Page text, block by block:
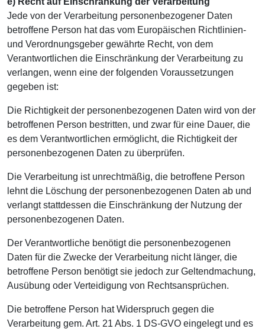
Jede von der Verarbeitung personenbezogener Daten
betroffene Person hat das vom Europäischen Richtlinien-
und Verordnungsgeber gewährte Recht, von dem
Verantwortlichen die Einschränkung der Verarbeitung zu
verlangen, wenn eine der folgenden Voraussetzungen
gegeben ist:
Die Richtigkeit der personenbezogenen Daten wird von der
betroffenen Person bestritten, und zwar für eine Dauer, die
es dem Verantwortlichen ermöglicht, die Richtigkeit der
personenbezogenen Daten zu überprüfen.
Die Verarbeitung ist unrechtmäßig, die betroffene Person
lehnt die Löschung der personenbezogenen Daten ab und
verlangt stattdessen die Einschränkung der Nutzung der
personenbezogenen Daten.
Der Verantwortliche benötigt die personenbezogenen
Daten für die Zwecke der Verarbeitung nicht länger, die
betroffene Person benötigt sie jedoch zur Geltendmachung,
Ausübung oder Verteidigung von Rechtsansprüchen.
Die betroffene Person hat Widerspruch gegen die
Verarbeitung gem. Art. 21 Abs. 1 DS-GVO eingelegt und es